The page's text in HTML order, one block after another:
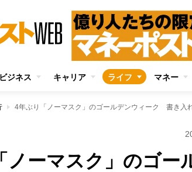
ビジネス キャリア ライフ マネー
4年ぶり「ノーマスク」のゴールデンウィーク 書き入
ノーマスク」のゴー